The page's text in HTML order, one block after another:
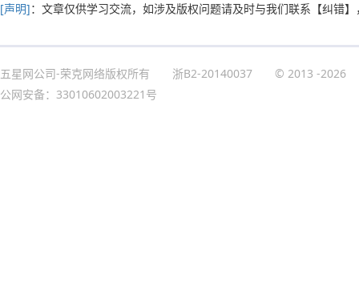
[声明]：文章仅供学习交流，如涉及版权问题请及时与我们联系 【纠错】
五星网公司-荣克网络版权所有 浙B2-20140037 © 2013 -2026
公网安备：33010602003221号